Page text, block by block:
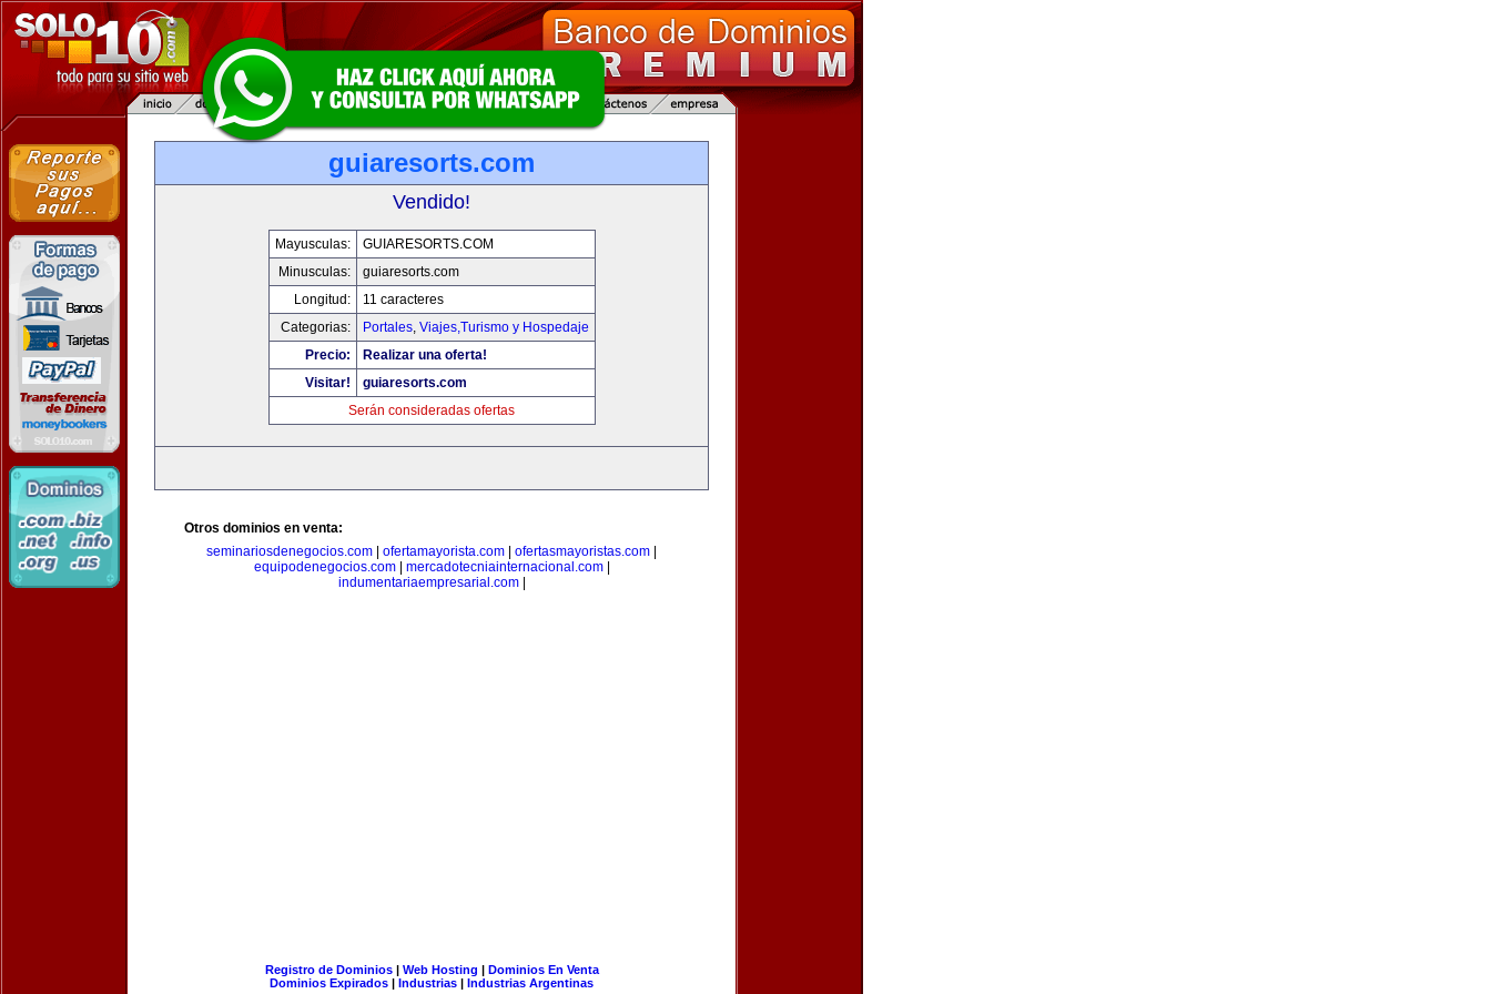
guiaresorts.com
Vendido!
Mayusculas:
GUIARESORTS.COM
Minusculas:
guiaresorts.com
Longitud:
11 caracteres
Categorias:
Portales, Viajes,Turismo y Hospedaje
Precio:
Realizar una oferta!
Visitar!
guiaresorts.com
Serán consideradas ofertas
Otros dominios en venta:
seminariosdenegocios.com
ofertamayorista.com ofertasmayoristas.com
equipodenegocios.com| mercadotecniainternacional.com|
indumentariaempresarial.com|
Registro de Dominios| Web Hosting | Dominios En Venta
Dominios Expirados | Industrias | Industrias Argentinas